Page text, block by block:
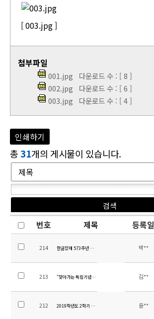
[ 003.jpg ]
첨부파일
001.jpg 다운로드 수 : [ 8 ]
002.jpg 다운로드 수 : [ 6 ]
003.jpg 다운로드 수 : [ 4 ]
인쇄하기
총 31개의 게시물이 있습니다.
번호 제목 등록일
214 한글창제 573주년 한글날 기념 시화전 안내 박**
213 "찾아가는 독립기념관" 행사 안내 김**
212 2019학년도 2학기 학생회 임원 당선 공고 윤**